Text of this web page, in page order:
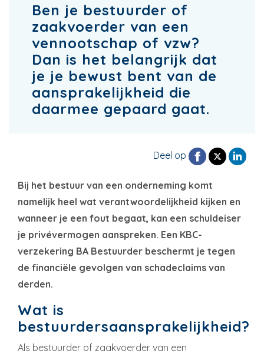
Ben je bestuurder of
zaakvoerder van een
vennootschap of vzw?
Dan is het belangrijk dat
je je bewust bent van de
aansprakelijkheid die
daarmee gepaard gaat.
Deel op
Bij het bestuur van een onderneming komt
namelijk heel wat verantwoordelijkheid kijken en
wanneer je een fout begaat, kan een schuldeiser
je privévermogen aanspreken. Een KBC-
verzekering BA Bestuurder beschermt je tegen
de financiële gevolgen van schadeclaims van
derden.
Wat is
bestuurdersaansprakelijkheid?
Als bestuurder of zaakvoerder van een